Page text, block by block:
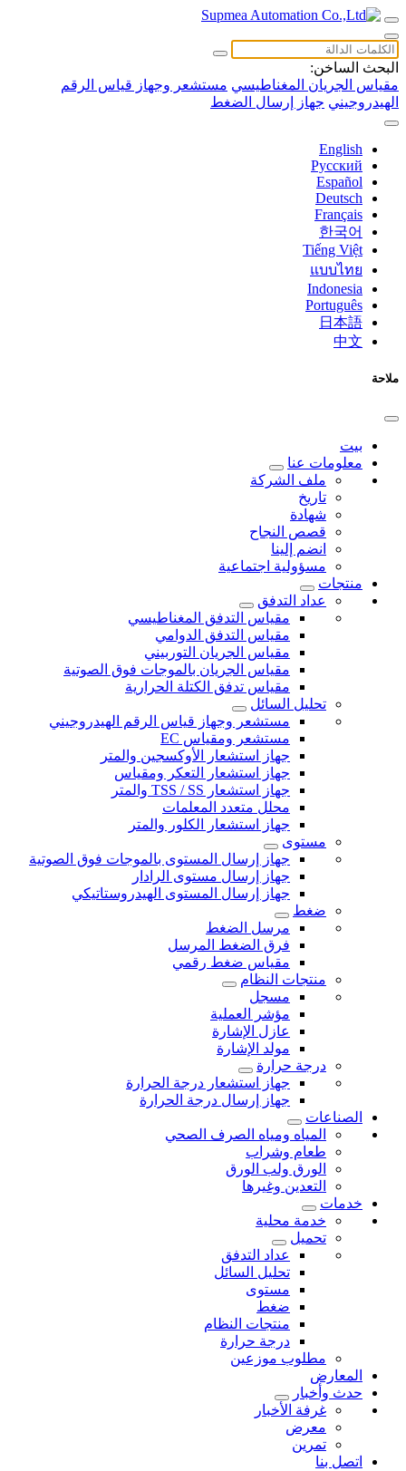
البحث الساخن:
مقياس الجريان المغناطيسي مستشعر وجهاز قياس الرقم
الهيدروجيني جهاز إرسال الضغط
English
Русский
Español
Deutsch
Français
한국어
Tiếng Việt
แบบไทย
Indonesia
Português
日本語
中文
ملاحة
بيت
معلومات عنا
ملف الشركة
تاريخ
شهادة
قصص النجاح
انضم إلينا
مسؤولية اجتماعية
منتجات
عداد التدفق
مقياس التدفق المغناطيسي
مقياس التدفق الدوامي
مقياس الجريان التوربيني
مقياس الجريان بالموجات فوق الصوتية
مقياس تدفق الكتلة الحرارية
تحليل السائل
مستشعر وجهاز قياس الرقم الهيدروجيني
مستشعر ومقياس EC
جهاز استشعار الأوكسجين والمتر
جهاز استشعار التعكر ومقياس
جهاز استشعار TSS / SS والمتر
محلل متعدد المعلمات
جهاز استشعار الكلور والمتر
مستوى
جهاز إرسال المستوى بالموجات فوق الصوتية
جهاز إرسال مستوى الرادار
جهاز إرسال المستوى الهيدروستاتيكي
ضغط
مرسل الضغط
فرق الضغط المرسل
مقياس ضغط رقمي
منتجات النظام
مسجل
مؤشر العملية
عازل الإشارة
مولد الإشارة
درجة حرارة
جهاز استشعار درجة الحرارة
جهاز إرسال درجة الحرارة
الصناعات
المياه ومياه الصرف الصحي
طعام وشراب
الورق ولب الورق
التعدين وغيرها
خدمات
خدمة محلية
تحميل
عداد التدفق
تحليل السائل
مستوى
ضغط
منتجات النظام
درجة حرارة
مطلوب موزعين
المعارض
حدث وأخبار
غرفة الأخبار
معرض
تمرين
اتصل بنا